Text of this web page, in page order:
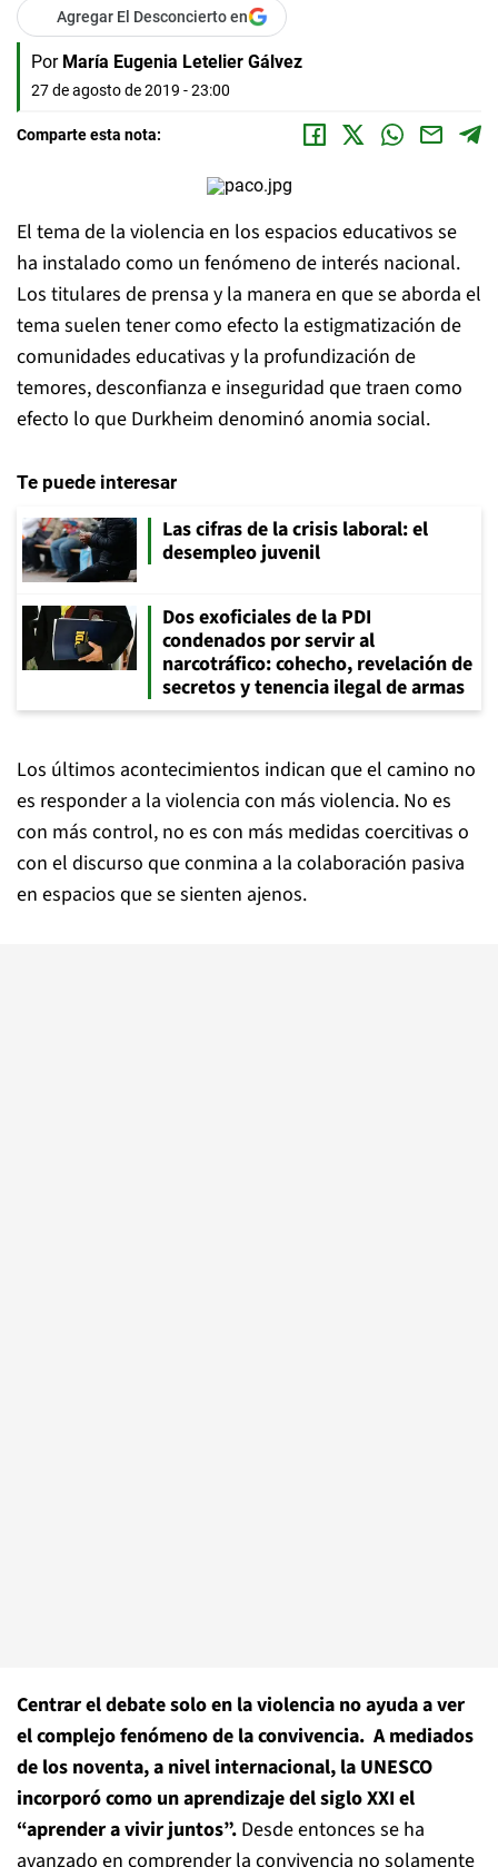
Agregar El Desconcierto en
Por María Eugenia Letelier Gálvez
27 de agosto de 2019 - 23:00
Comparte esta nota:
El tema de la violencia en los espacios educativos se
ha instalado como un fenómeno de interés nacional.
Los titulares de prensa y la manera en que se aborda el
tema suelen tener como efecto la estigmatización de
comunidades educativas y la profundización de
temores, desconfianza e inseguridad que traen como
efecto lo que Durkheim denominó anomia social.
Te puede interesar
Las cifras de la crisis laboral: el
desempleo juvenil
Dos exoficiales de la PDI
condenados por servir al
narcotráfico: cohecho, revelación de
secretos y tenencia ilegal de armas
Los últimos acontecimientos indican que el camino no
es responder a la violencia con más violencia. No es
con más control, no es con más medidas coercitivas o
con el discurso que conmina a la colaboración pasiva
en espacios que se sienten ajenos.
Centrar el debate solo en la violencia no ayuda a ver
el complejo fenómeno de la convivencia. A mediados
de los noventa, a nivel internacional, la UNESCO
incorporó como un aprendizaje del siglo XXI el
“aprender a vivir juntos”. Desde entonces se ha
avanzado en comprender la convivencia no solamente